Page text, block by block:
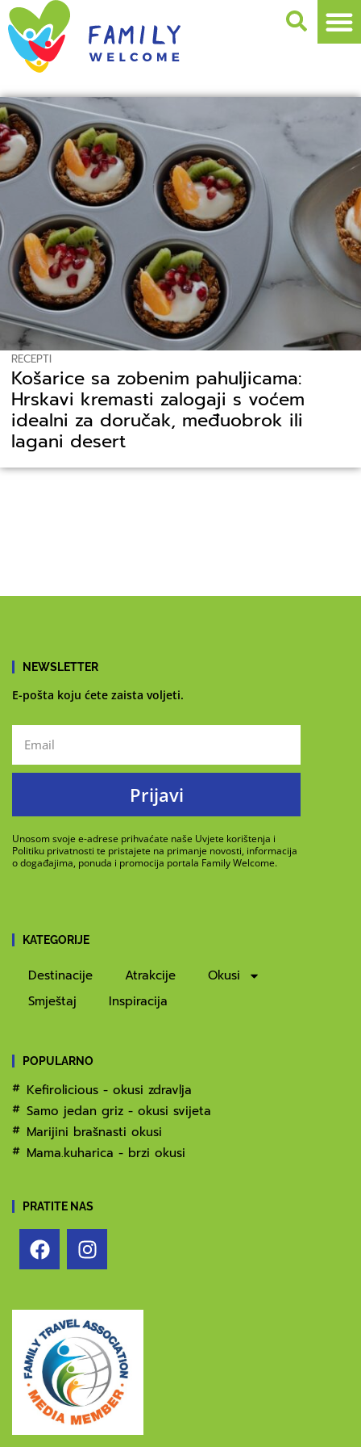
RECEPTI
Košarice sa zobenim pahuljicama:
Hrskavi kremasti zalogaji s voćem
idealni za doručak, međuobrok ili
lagani desert
NEWSLETTER
E-pošta koju ćete zaista voljeti.
Prijavi
Unosom svoje e-adrese prihvaćate naše Uvjete korištenja i
Politiku privatnosti te pristajete na primanje novosti, informacija
o događajima, ponuda i promocija portala Family Welcome.
KATEGORIJE
Destinacije Atrakcije
Okusi
Smještaj
Inspiracija
POPULARNO
Kefirolicious - okusi zdravlja
Samo jedan griz - okusi svijeta
Marijini brašnasti okusi
Mama.kuharica - brzi okusi
PRATITE NAS